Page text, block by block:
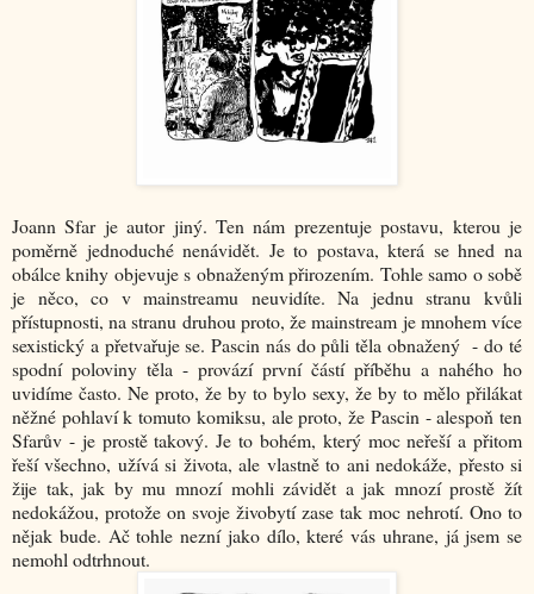
Joann Sfar je autor jiný. Ten nám prezentuje postavu, kterou je
poměrně jednoduché nenávidět. Je to postava, která se hned na
obálce knihy objevuje s obnaženým přirozením. Tohle samo o sobě
je něco, co v mainstreamu neuvidíte. Na jednu stranu kvůli
přístupnosti, na stranu druhou proto, že mainstream je mnohem více
sexistický a přetvařuje se. Pascin nás do půli těla obnažený - do té
spodní poloviny těla - provází první částí příběhu a nahého ho
uvidíme často. Ne proto, že by to bylo sexy, že by to mělo přilákat
něžné pohlaví k tomuto komiksu, ale proto, že Pascin - alespoň ten
Sfarův - je prostě takový. Je to bohém, který moc neřeší a přitom
řeší všechno, užívá si života, ale vlastně to ani nedokáže, přesto si
žije tak, jak by mu mnozí mohli závidět a jak mnozí prostě žít
nedokážou, protože on svoje živobytí zase tak moc nehrotí. Ono to
nějak bude. Ač tohle nezní jako dílo, které vás uhrane, já jsem se
nemohl odtrhnout.